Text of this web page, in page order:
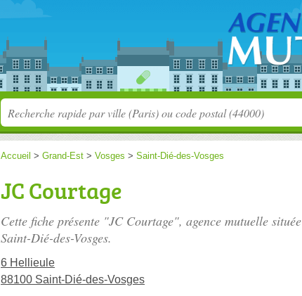
Accueil > Grand-Est > Vosges > Saint-Dié-des-Vosges
JC Courtage
Cette fiche présente "JC Courtage", agence mutuelle située
Saint-Dié-des-Vosges.
6 Hellieule
88100 Saint-Dié-des-Vosges